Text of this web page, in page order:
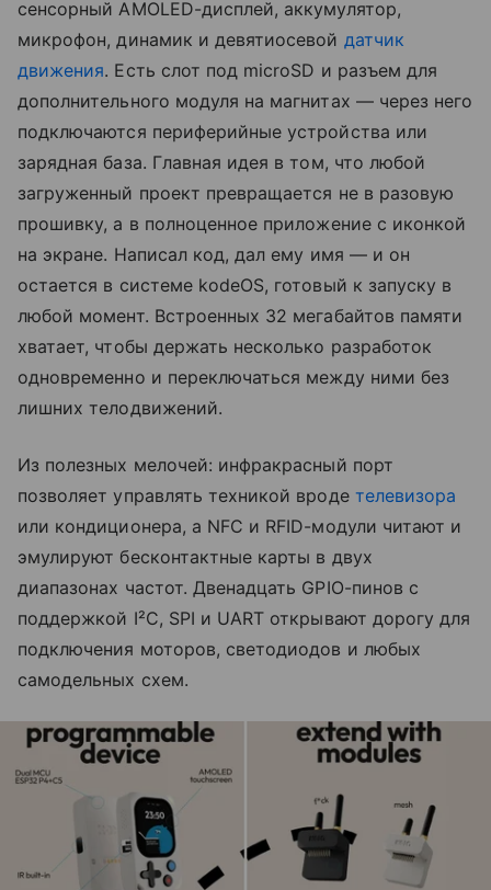
сенсорный AMOLED-дисплей, аккумулятор,
микрофон, динамик и девятиосевой датчик
движения. Есть слот под microSD и разъем для
дополнительного модуля на магнитах — через него
подключаются периферийные устройства или
зарядная база. Главная идея в том, что любой
загруженный проект превращается не в разовую
прошивку, а в полноценное приложение с иконкой
на экране. Написал код, дал ему имя — и он
остается в системе kodeOS, готовый к запуску в
любой момент. Встроенных 32 мегабайтов памяти
хватает, чтобы держать несколько разработок
одновременно и переключаться между ними без
лишних телодвижений.
Из полезных мелочей: инфракрасный порт
позволяет управлять техникой вроде телевизора
или кондиционера, а NFC и RFID-модули читают и
эмулируют бесконтактные карты в двух
диапазонах частот. Двенадцать GPIO-пинов с
поддержкой I²C, SPI и UART открывают дорогу для
подключения моторов, светодиодов и любых
самодельных схем.